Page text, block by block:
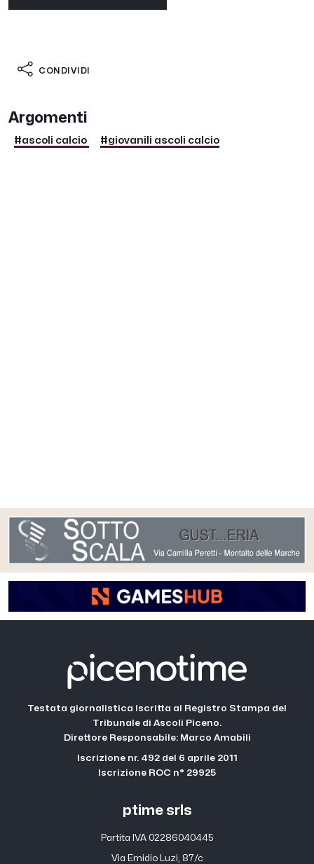
CONDIVIDI
Argomenti
#ascoli calcio #giovanili ascoli calcio
Testata giornalistica iscritta al Registro Stampa del
Tribunale di Ascoli Piceno.
Direttore Responsabile: Marco Amabili
Iscrizione nr. 492 del 6 aprile 2011
Iscrizione ROC n° 29925
ptime srls
Partita IVA 02286040445
Via Emidio Luzi, 87/c